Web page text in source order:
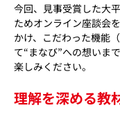
今回、見事受賞した大
ためオンライン座談会
かけ、こだわった機能
て“まなび”への想いま
楽しみください。
理解を深める教